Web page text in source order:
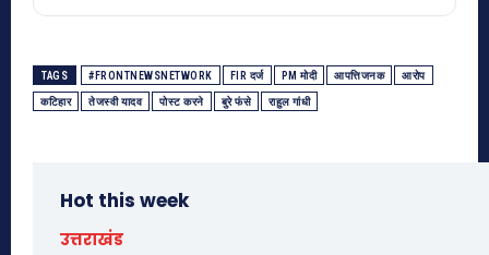
TAGS #FRONTNEWSNETWORK FIR दर्ज PM मोदी आपत्तिजनक आरोप
कटिहार तेजस्वी यादव पोस्ट करने बुरे फंसे राहुल गांधी
Hot this week
उत्तराखंड